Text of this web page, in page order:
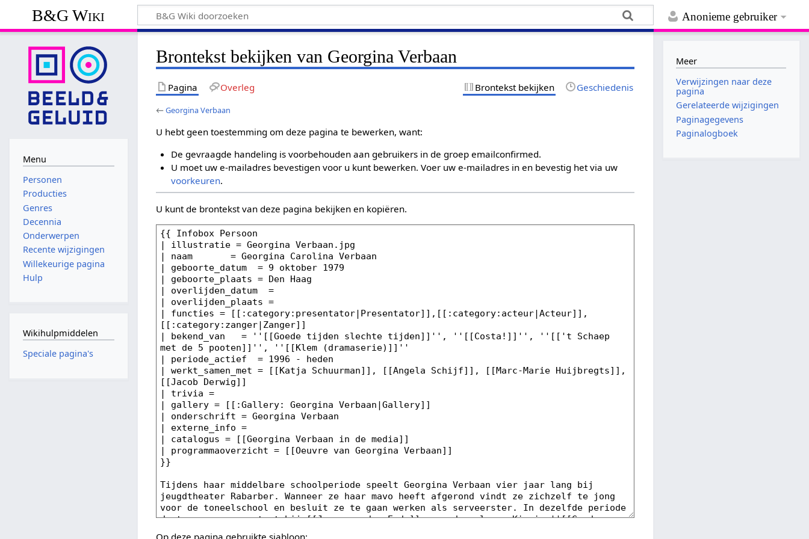
Anonieme gebruiker
B&G Wiki
Brontekst bekijken van Georgina Verbaan
Pagina Overleg Brontekst bekijken Geschiedenis
←Georgina Verbaan
U hebt geen toestemming om deze pagina te bewerken, want:
De gevraagde handeling is voorbehouden aan gebruikers in de groep emailconfirmed.
U moet uw e-mailadres bevestigen voor u kunt bewerken. Voer uw e-mailadres in en bevestig het via uw
voorkeuren.
U kunt de brontekst van deze pagina bekijken en kopiëren.
Op deze pagina gebruikte sjabloon:
Menu
Personen
Producties
Genres
Decennia
Onderwerpen
Recente wijzigingen
Willekeurige pagina
Hulp
Wikihulpmiddelen
Speciale pagina's
Meer
Verwijzingen naar deze
pagina
Gerelateerde wijzigingen
Paginagegevens
Paginalogboek